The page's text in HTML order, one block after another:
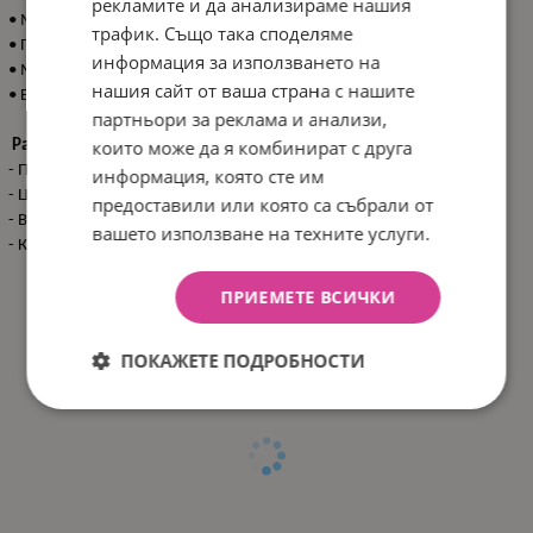
• Мек, гъвкав и без мирис;
• Почиства се лесно;
• Може да се поставя в съдомиялна машина и стерилизатор;
• Без BPA.
Размери:
- Продукт: 23.5x23.5x1.7 см / 0.106 кг
- Цветна кутия: 24x3.5x16 см / 0.162 кг
- Вътрешен кашон: 25x22x19 см / 1.2 кг / 6 бр/вътрешен кашон
- Кашон: 59x27x46 см / 8.1 кг / 36 бр/кашон
трафик. Също така споделяме
информация за използването на
нашия сайт от ваша страна с нашите
партньори за реклама и анализи,
които може да я комбинират с друга
информация, която сте им
предоставили или която са събрали от
вашето използване на техните услуги.
ПРИЕМЕТЕ ВСИЧКИ
ПОКАЖЕТЕ ПОДРОБНОСТИ